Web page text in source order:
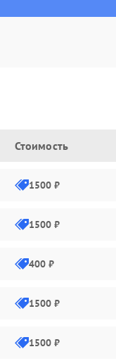
Стоимость
1500 ₽
1500 ₽
400 ₽
1500 ₽
1500 ₽